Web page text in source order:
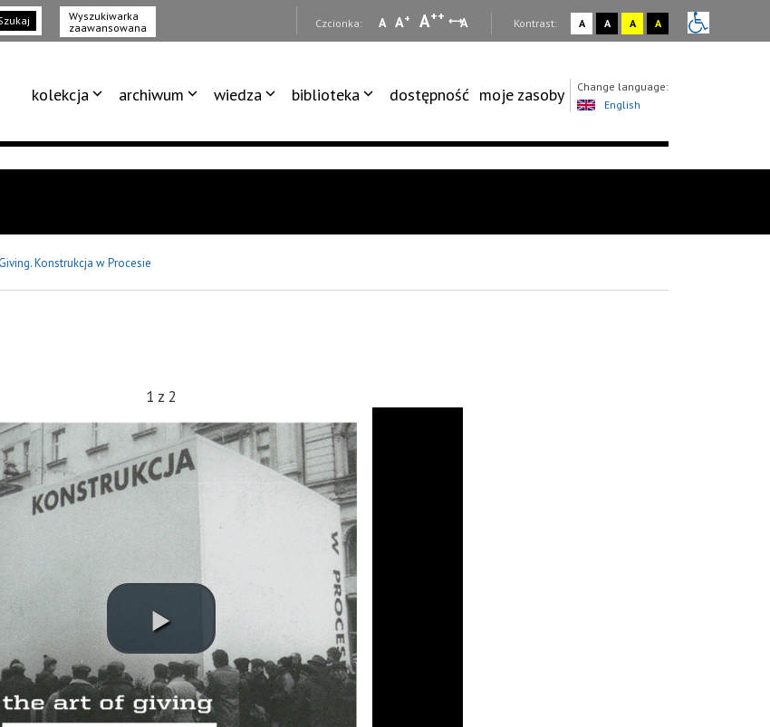
Wyszukiwarka
zaawansowana
Czcionka: A A+ A++ A Kontrast: A A A A
kolekcja archiwum wiedza biblioteka dostępność moje zasoby
Change language:
English
Konstrukcja w Procesie
1 z 2